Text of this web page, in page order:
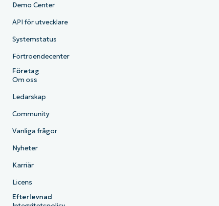
Demo Center
API för utvecklare
Systemstatus
Förtroendecenter
Företag
Om oss
Ledarskap
Community
Vanliga frågor
Nyheter
Karriär
Licens
Efterlevnad